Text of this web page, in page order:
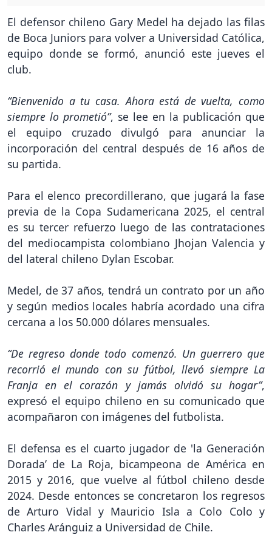
El defensor chileno Gary Medel ha dejado las filas
de Boca Juniors para volver a Universidad Católica,
equipo donde se formó, anunció este jueves el
club.
“Bienvenido a tu casa. Ahora está de vuelta, como
siempre lo prometió”, se lee en la publicación que
el equipo cruzado divulgó para anunciar la
incorporación del central después de 16 años de
su partida.
Para el elenco precordillerano, que jugará la fase
previa de la Copa Sudamericana 2025, el central
es su tercer refuerzo luego de las contrataciones
del mediocampista colombiano Jhojan Valencia y
del lateral chileno Dylan Escobar.
Medel, de 37 años, tendrá un contrato por un año
y según medios locales habría acordado una cifra
cercana a los 50.000 dólares mensuales.
“De regreso donde todo comenzó. Un guerrero que
recorrió el mundo con su fútbol, llevó siempre La
Franja en el corazón y jamás olvidó su hogar”,
expresó el equipo chileno en su comunicado que
acompañaron con imágenes del futbolista.
El defensa es el cuarto jugador de 'la Generación
Dorada’ de La Roja, bicampeona de América en
2015 y 2016, que vuelve al fútbol chileno desde
2024. Desde entonces se concretaron los regresos
de Arturo Vidal y Mauricio Isla a Colo Colo y
Charles Aránguiz a Universidad de Chile.